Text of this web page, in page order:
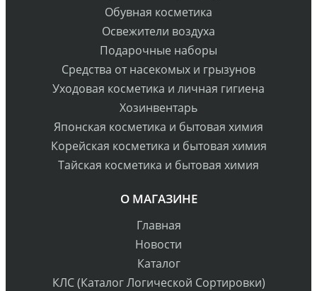
Обувная косметика
Освежители воздуха
Подарочные наборы
Средства от насекомых и грызунов
Уходовая косметика и личная гигиена
Хозинвентарь
Японская косметика и бытовая химия
Корейская косметика и бытовая химия
Тайская косметика и бытовая химия
О МАГАЗИНЕ
Главная
Новости
Каталог
КЛС (Каталог Логической Сортировки)